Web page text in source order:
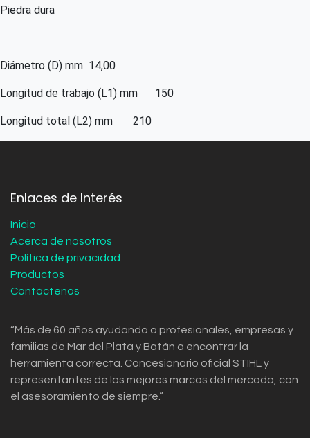
Piedra dura
Diámetro (D) mm 14,00
Longitud de trabajo (L1) mm 150
Longitud total (L2) mm 210
Enlaces de Interés
Inicio
Acerca de nosotros
Política de privacidad
Productos
Contáctenos
“Más de 60 años ayudando a profesionales, empresas y
familias de Mar del Plata y Batán a encontrar la
herramienta correcta. Concesionario oficial STIHL y
representantes de las mejores marcas del mercado, con
el asesoramiento de siempre.”